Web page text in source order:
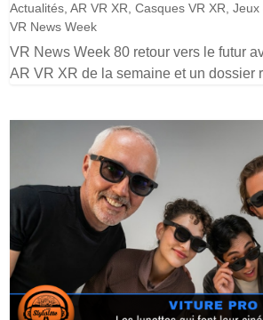
Actualités ,AR VR XR ,Casques VR XR ,Jeux
VR News Week
VR News Week 80 retour vers le futur
AR VR XR de la semaine et un dossier